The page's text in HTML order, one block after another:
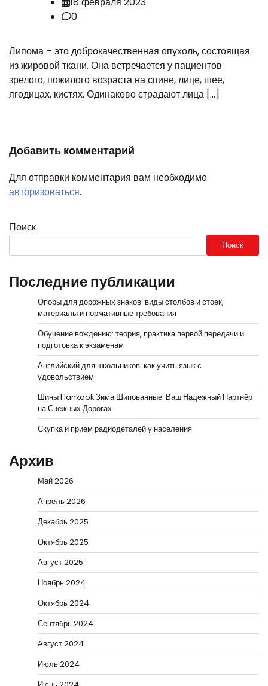
0
Липома – это доброкачественная опухоль, состоящая
из жировой ткани. Она встречается у пациентов
зрелого, пожилого возраста на спине, лице, шее,
ягодицах, кистях. Одинаково страдают лица […]
Добавить комментарий
Для отправки комментария вам необходимо
авторизоваться.
Поиск
Поиск
Последние публикации
Опоры для дорожных знаков: виды столбов и стоек,
материалы и нормативные требования
Обучение вождению: теория, практика первой передачи и
подготовка к экзаменам
Английский для школьников: как учить язык с
удовольствием
Шины Hankook Зима Шипованные: Ваш Надежный Партнёр
на Снежных Дорогах
Скупка и прием радиодеталей у населения
Архив
Май 2026
Апрель 2026
Декабрь 2025
Октябрь 2025
Август 2025
Ноябрь 2024
Октябрь 2024
Сентябрь 2024
Август 2024
Июль 2024